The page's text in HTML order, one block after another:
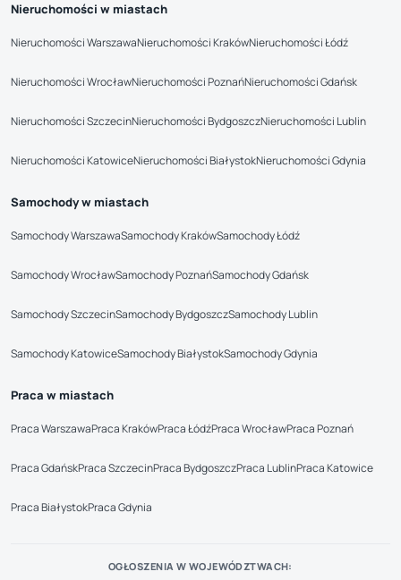
Nieruchomości w miastach
Nieruchomości WarszawaNieruchomości KrakówNieruchomości Łódź
Nieruchomości WrocławNieruchomości PoznańNieruchomości Gdańsk
Nieruchomości SzczecinNieruchomości BydgoszczNieruchomości Lublin
Nieruchomości KatowiceNieruchomości BiałystokNieruchomości Gdynia
Samochody w miastach
Samochody WarszawaSamochody KrakówSamochody Łódź
Samochody WrocławSamochody PoznańSamochody Gdańsk
Samochody SzczecinSamochody BydgoszczSamochody Lublin
Samochody KatowiceSamochody BiałystokSamochody Gdynia
Praca w miastach
Praca WarszawaPraca KrakówPraca ŁódźPraca WrocławPraca Poznań
Praca GdańskPraca SzczecinPraca BydgoszczPraca LublinPraca Katowice
Praca BiałystokPraca Gdynia
OGŁOSZENIA W WOJEWÓDZTWACH: